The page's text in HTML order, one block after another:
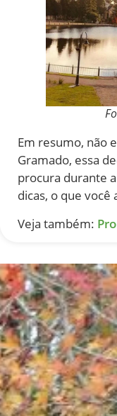
Em resumo, não
Gramado, essa
procura durante
dicas, o que você
Veja também: